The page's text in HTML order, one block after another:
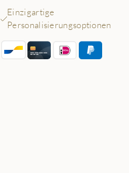
Einzigartige
Personalisierungsoptionen